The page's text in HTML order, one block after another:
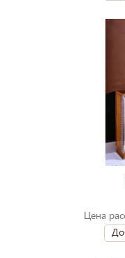
Цена